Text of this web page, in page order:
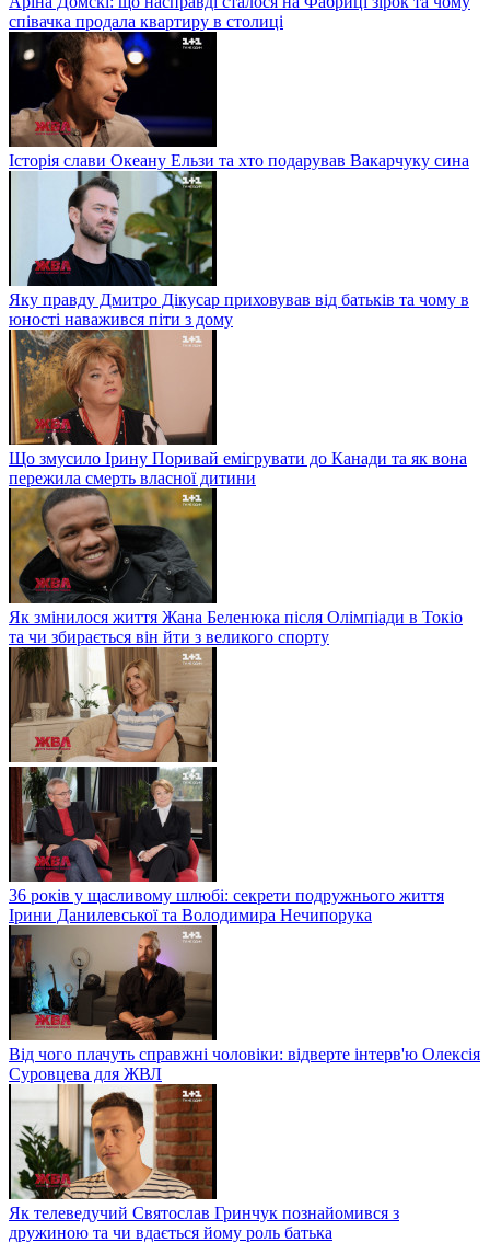
співачка продала квартиру в столиці
Історія слави Океану Ельзи та хто подарував Вакарчуку сина
Яку правду Дмитро Дікусар приховував від батьків та чому в
юності наважився піти з дому
Що змусило Ірину Поривай емігрувати до Канади та як вона
пережила смерть власної дитини
Як змінилося життя Жана Беленюка після Олімпіади в Токіо
та чи збирається він йти з великого спорту
36 років у щасливому шлюбі: секрети подружнього життя
Ірини Данилевської та Володимира Нечипорука
Від чого плачуть справжні чоловіки: відверте інтерв'ю Олексія
Суровцева для ЖВЛ
Як телеведучий Святослав Гринчук познайомився з
дружиною та чи вдається йому роль батька